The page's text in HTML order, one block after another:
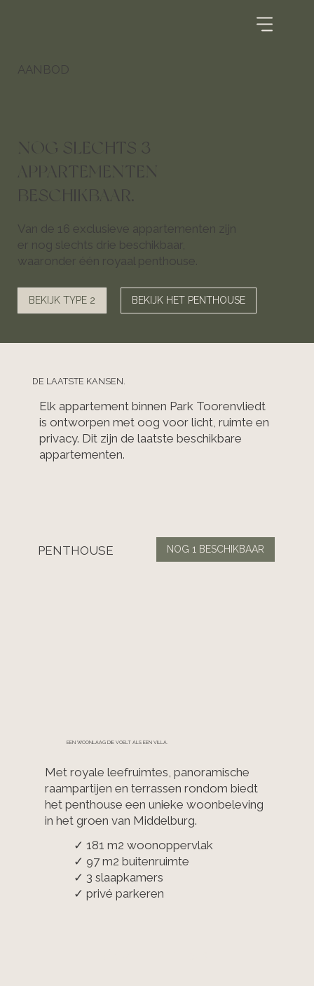
AANBOD
NOG SLECHTS 3
APPARTEMENTEN
BESCHIKBAAR.
Van de 16 exclusieve appartementen zijn
er nog slechts drie beschikbaar,
waaronder één royaal penthouse.
BEKIJK TYPE 2 BEKIJK HET PENTHOUSE
DE LAATSTE KANSEN.
Elk appartement binnen Park Toorenvliedt
is ontworpen met oog voor licht, ruimte en
privacy. Dit zijn de laatste beschikbare
appartementen.
PENTHOUSE NOG 1 BESCHIKBAAR
EEN WOONLAAG DIE VOELT ALS EEN VILLA.
Met royale leefruimtes, panoramische
raampartijen en terrassen rondom biedt
het penthouse een unieke woonbeleving
in het groen van Middelburg.
✓ 181 m2 woonoppervlak
✓ 97 m2 buitenruimte
✓ 3 slaapkamers
✓ privé parkeren